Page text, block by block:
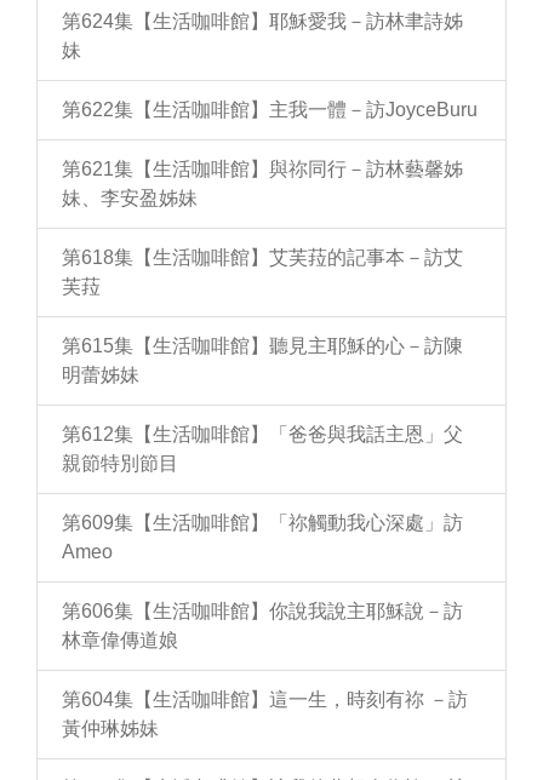
第624集【生活咖啡館】耶穌愛我－訪林聿詩姊
妹
第622集【生活咖啡館】主我一體－訪JoyceBuru
第621集【生活咖啡館】與祢同行－訪林藝馨姊
妹、李安盈姊妹
第618集【生活咖啡館】艾芙菈的記事本－訪艾
芙菈
第615集【生活咖啡館】聽見主耶穌的心－訪陳
明蕾姊妹
第612集【生活咖啡館】「爸爸與我話主恩」父
親節特別節目
第609集【生活咖啡館】「祢觸動我心深處」訪
Ameo
第606集【生活咖啡館】你說我說主耶穌說－訪
林章偉傳道娘
第604集【生活咖啡館】這一生，時刻有祢 －訪
黃仲琳姊妹